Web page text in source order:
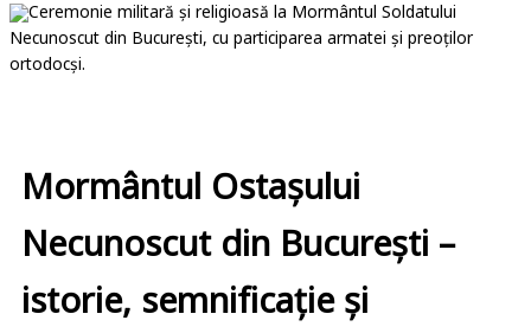
Mormântul Ostașului
Necunoscut din București –
istorie, semnificație și